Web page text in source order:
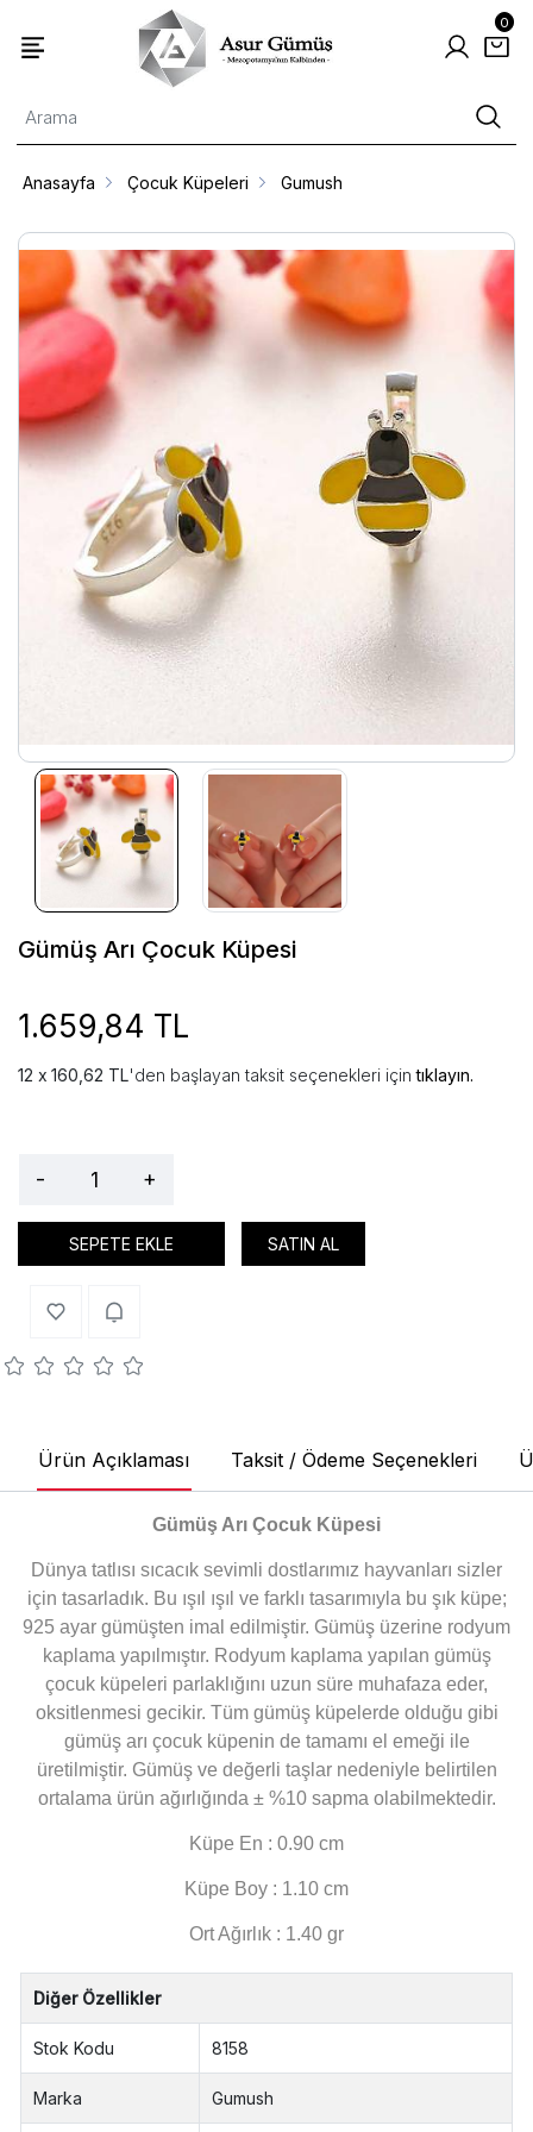
0
Anasayfa Çocuk Küpeleri Gumush
Gümüş Arı Çocuk Küpesi
1.659,84 TL
160,62 TL'den başlayan taksit seçenekleri içintıklayın.
- +
SEPETE EKLE SATIN AL
Ürün Açıklaması Taksit / Ödeme Seçenekleri
Gümüş Arı Çocuk Küpesi
Dünya tatlısı sıcacık sevimli dostlarımız hayvanları sizler
için tasarladık. Bu ışıl ışıl ve farklı tasarımıyla bu şık küpe;
925 ayar gümüşten imal edilmiştir. Gümüş üzerine rodyum
kaplama yapılmıştır. Rodyum kaplama yapılan gümüş
çocuk küpeleri parlaklığını uzun süre muhafaza eder,
oksitlenmesi gecikir. Tüm gümüş küpelerde olduğu gibi
gümüş arı çocuk küpenin de tamamı el emeği ile
üretilmiştir. Gümüş ve değerli taşlar nedeniyle belirtilen
ortalama ürün ağırlığında ± %10 sapma olabilmektedir.
Küpe En : 0.90 cm
Küpe Boy : 1.10 cm
Ort Ağırlık : 1.40 gr
Diğer Özellikler
Stok Kodu 8158
Marka Gumush